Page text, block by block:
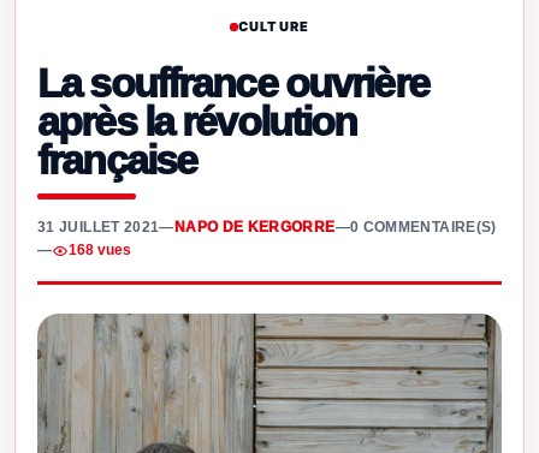
CULTURE
La souffrance ouvrière
après la révolution
française
31 JUILLET 2021— NAPO DE KERGORRE—0 COMMENTAIRE(S)
—
168 vues